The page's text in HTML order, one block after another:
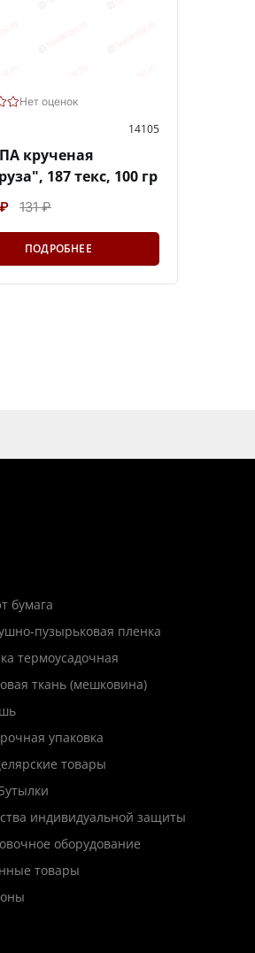
Нет оценок
14105
крученая
187 текс, 100 гр
131 ₽
ПОДРОБНЕЕ
бумага
пузырьковая пленка
термоусадочная
ткань (мешковина)
упаковка
товары
индивидуальной защиты
оборудование
товары